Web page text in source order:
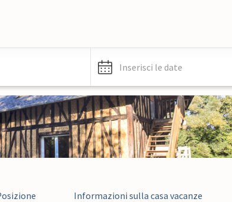
Inserisci le date
Informazioni sulla casa vacanze